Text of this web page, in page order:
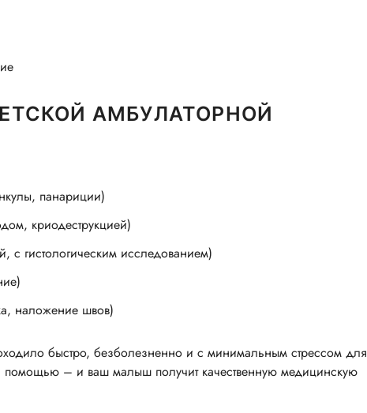
АМБУЛАТОРНОЙ
панариции)
криодеструкцией)
с гистологическим исследованием)
наложение швов)
быстро, безболезненно и с минимальным стрессом для
помощью – и ваш малыш получит качественную медицинскую